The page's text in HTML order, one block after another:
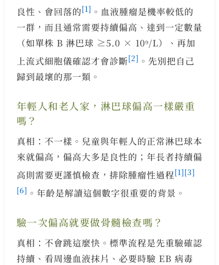
良性、會回落的[1] 。血液腫瘤是機率較低的
一群，而且通常需要持續偏高、達到一定數量
（如單株 B 淋巴球 ≥5.0 × 10⁹/L）、再加
上流式細胞儀確認才會診斷[2] 。先別把自己
歸到最壞的那一類。
年輕人和老人家，淋巴球偏高一樣嚴重
嗎？
真相：不一樣。兒童與年輕人的正常淋巴球本
來就偏高，偏高大多是良性的；年長者持續偏
高則需要更謹慎檢查，排除腫瘤性過程[1][3]
[6] 。年齡是解讀這個數字很重要的背景。
驗一次偏高就要做骨髓檢查嗎？
真相：不會跳這麼快。標準流程是先重驗確認
持續、看周邊血液抹片、必要時驗 EB 病毒